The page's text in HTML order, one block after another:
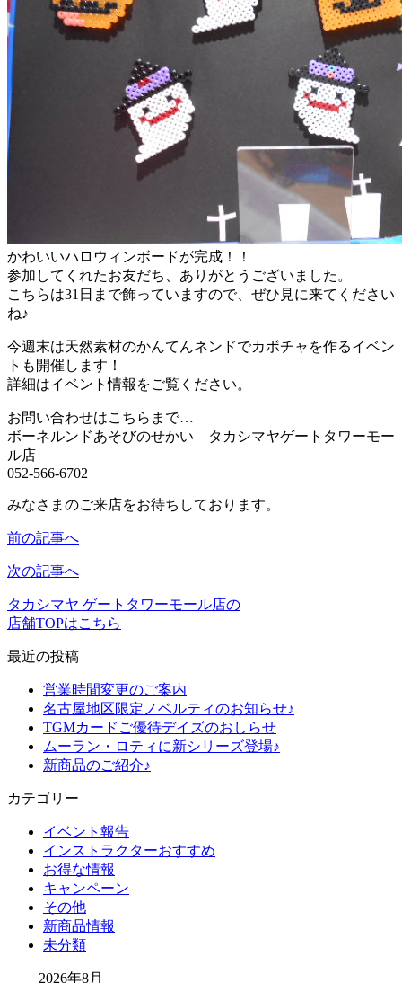
かわいいハロウィンボードが完成！！
参加してくれたお友だち、ありがとうございました。
こちらは31日まで飾っていますので、ぜひ見に来てください
ね♪
今週末は天然素材のかんてんネンドでカボチャを作るイベン
トも開催します！
詳細はイベント情報をご覧ください。
お問い合わせはこちらまで…
ボーネルンドあそびのせかい タカシマヤゲートタワーモー
ル店
052-566-6702
みなさまのご来店をお待ちしております。
前の記事へ
次の記事へ
タカシマヤ ゲートタワーモール店の
店舗TOPはこちら
最近の投稿
営業時間変更のご案内
名古屋地区限定ノベルティのお知らせ♪
TGMカードご優待デイズのおしらせ
ムーラン・ロティに新シリーズ登場♪
新商品のご紹介♪
カテゴリー
イベント報告
インストラクターおすすめ
お得な情報
キャンペーン
その他
新商品情報
未分類
2026年8月